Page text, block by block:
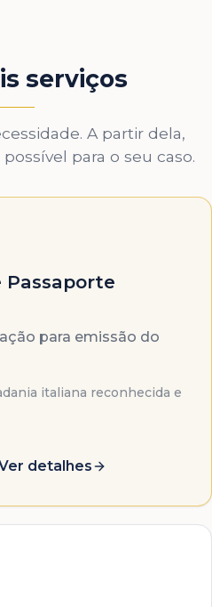
serviços
A partir dela,
para o seu caso.
para emissão do
italiana reconhecida e
detalhes